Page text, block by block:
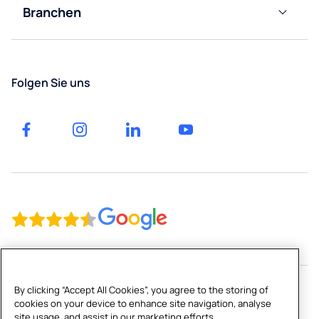
Winterthur
Luzern
Gallen
Angebot
anfordern
Branchen
Büros
Folgen Sie uns
Copyright © 2026 Culligan CH Limited
By clicking “Accept All Cookies”, you agree to the storing of
cookies on your device to enhance site navigation, analyse